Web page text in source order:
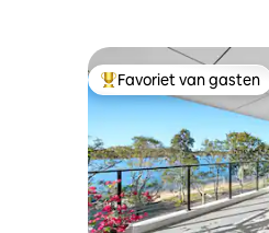
Topfavoriet van gasten
Favoriet van gasten